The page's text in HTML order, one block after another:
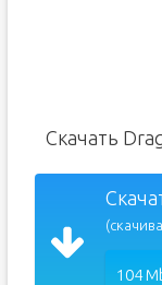
Скачать
104